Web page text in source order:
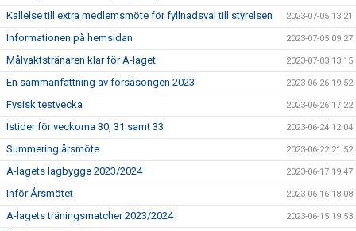
Kallelse till extra medlemsmöte för fyllnadsval till styrelsen 2023-07-05 13:21
Informationen på hemsidan 2023-07-05 09:27
Målvaktstränaren klar för A-laget 2023-07-03 13:15
En sammanfattning av försäsongen 2023 2023-06-26 19:52
Fysisk testvecka 2023-06-26 17:22
Istider för veckorna 30, 31 samt 33 2023-06-24 12:04
Summering årsmöte 2023-06-22 21:52
A-lagets lagbygge 2023/2024 2023-06-17 19:47
Inför Årsmötet 2023-06-16 18:08
A-lagets träningsmatcher 2023/2024 2023-06-15 19:53